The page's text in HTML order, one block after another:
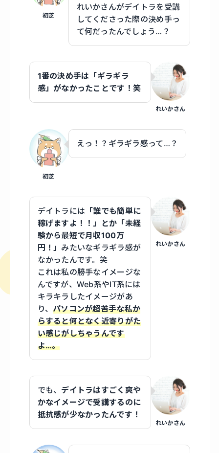
初芝
れいかさんがデイトラを受講
してくださった際の決め手っ
て何だったんでしょう…？
れいかさん
1番の決め手は「ギラギラ
感」がなかったことです！笑
初芝
えっ！？ギラギラ感って…？
れいかさん
デイトラには 「誰でも簡単に
稼げますよ！！」とか「未経
験から最短で月収100万
円！」 みたいなギラギラ感が
なかったんです。笑
これは私の勝手なイメージな
んですが、Web系やIT系には
キラキラしたイメージがあ
り、パソコンが超苦手な私か
らすると何となく近寄りがた
い感じがしちゃうんです
よ…。
れいかさん
でも、 デイトラはすごく爽や
かなイメージで受講するのに
抵抗感が少なかったんです！